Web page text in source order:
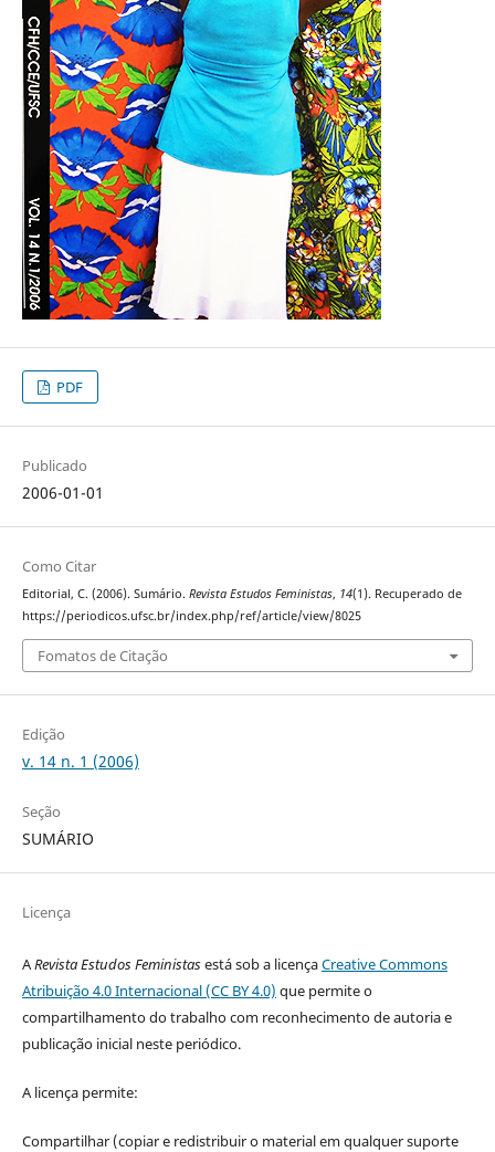
PDF
Publicado
2006-01-01
Como Citar
Editorial, C. (2006). Sumário. Revista Estudos Feministas, 14(1). Recuperado de
https://periodicos.ufsc.br/index.php/ref/article/view/8025
Fomatos de Citação
Edição
v. 14 n. 1 (2006)
Seção
SUMÁRIO
Licença
ARevista Estudos Feministasestá sob a licençaCreative Commons
Atribuição 4.0 Internacional (CC BY 4.0) que permite o
compartilhamento do trabalho com reconhecimento de autoria e
publicação inicial neste periódico.
A licença permite:
Compartilhar (copiar e redistribuir o material em qualquer suporte